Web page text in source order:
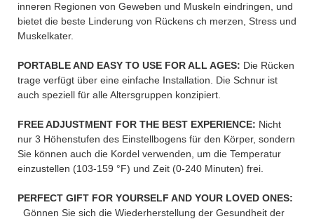
inneren Regionen von Geweben und Muskeln eindringen, und
bietet die beste Linderung von Rückens ch merzen, Stress und
Muskelkater.
PORTABLE AND EASY TO USE FOR ALL AGES: Die Rücken
trage verfügt über eine einfache Installation. Die Schnur ist
auch speziell für alle Altersgruppen konzipiert.
FREE ADJUSTMENT FOR THE BEST EXPERIENCE: Nicht
nur 3 Höhenstufen des Einstellbogens für den Körper, sondern
Sie können auch die Kordel verwenden, um die Temperatur
einzustellen (103-159 °F) und Zeit (0-240 Minuten) frei.
PERFECT GIFT FOR YOURSELF AND YOUR LOVED ONES:
Gönnen Sie sich die Wiederherstellung der Gesundheit der